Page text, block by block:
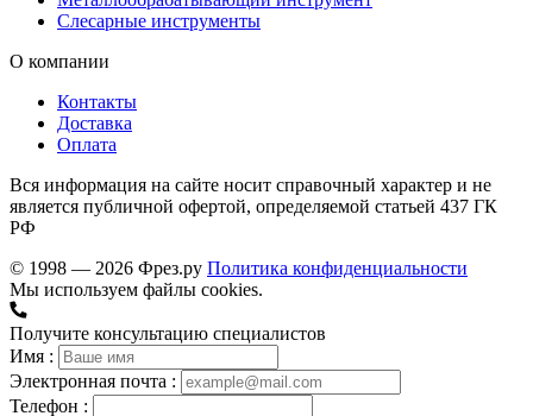
Слесарные инструменты
О компании
Контакты
Доставка
Оплата
Вся информация на сайте носит справочный характер и не
является публичной офертой, определяемой статьей 437 ГК
РФ
© 1998 — 2026 Фрез.ру Политика конфиденциальности
Мы используем файлы cookies.
Получите консультацию специалистов
Имя :
Электронная почта :
Телефон :